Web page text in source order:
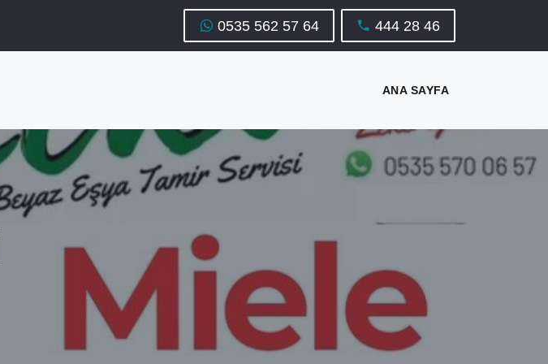
0535 562 57 64 444 28 46
ANA SAYFA